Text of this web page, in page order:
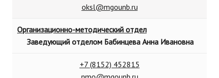
oksl@mgounb.ru
Организационно-методический отдел
Заведующий отделом Бабинцева Анна Ивановна
+7 (8152) 452815